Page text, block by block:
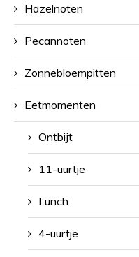
Hazelnoten
Pecannoten
Zonnebloempitten
Eetmomenten
Ontbijt
11-uurtje
Lunch
4-uurtje